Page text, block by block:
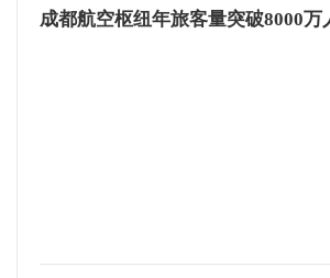
成都航空枢纽年旅客量突破8000万